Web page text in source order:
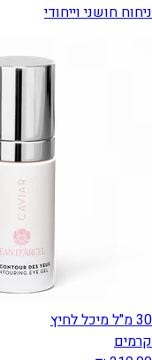
ניחוח חושני וייחודי
30 מ"ל מיכל לחיץ
קרמים